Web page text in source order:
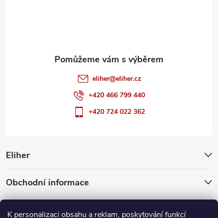
K personalizaci obsahu a reklam, poskytování funkcí
Eliher
Obchodní informace
Partnerské weby
eliher@eliher.cz
+420 466 799 440
+420 724 022 362